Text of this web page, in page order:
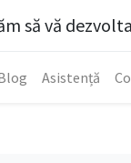
să vă
Asistență